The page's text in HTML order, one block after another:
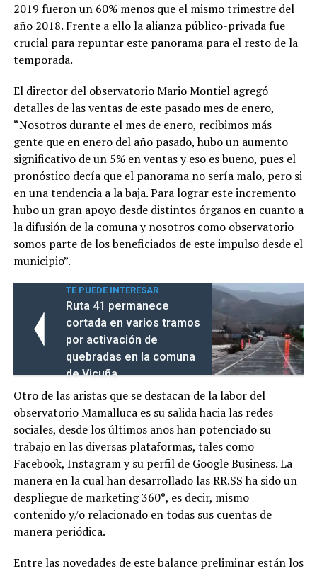
2019 fueron un 60% menos que el mismo trimestre del
año 2018. Frente a ello la alianza público-privada fue
crucial para repuntar este panorama para el resto de la
temporada.
El director del observatorio Mario Montiel agregó
detalles de las ventas de este pasado mes de enero,
“Nosotros durante el mes de enero, recibimos más
gente que en enero del año pasado, hubo un aumento
significativo de un 5% en ventas y eso es bueno, pues el
pronóstico decía que el panorama no sería malo, pero si
en una tendencia a la baja. Para lograr este incremento
hubo un gran apoyo desde distintos órganos en cuanto a
la difusión de la comuna y nosotros como observatorio
somos parte de los beneficiados de este impulso desde el
municipio”.
TE PUEDE INTERESAR
Ruta 41 permanece
cortada en varios tramos
por activación de
quebradas en la comuna
de Vicuña
Otro de las aristas que se destacan de la labor del
observatorio Mamalluca es su salida hacia las redes
sociales, desde los últimos años han potenciado su
trabajo en las diversas plataformas, tales como
Facebook, Instagram y su perfil de Google Business. La
manera en la cual han desarrollado las RR.SS ha sido un
despliegue de marketing 360°, es decir, mismo
contenido y/o relacionado en todas sus cuentas de
manera periódica.
Entre las novedades de este balance preliminar están los